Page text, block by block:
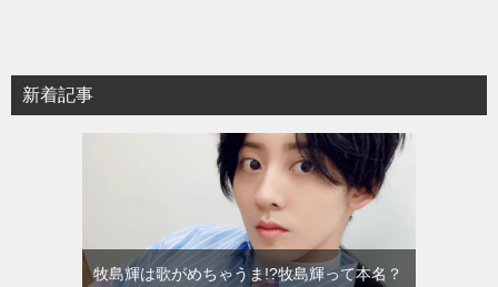
新着記事
牧島輝は歌がめちゃうま!?牧島輝って本名？